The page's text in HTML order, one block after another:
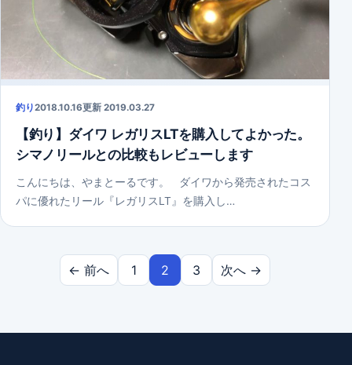
釣り2018.10.16更新 2019.03.27
【釣り】ダイワ レガリスLTを購入してよかった。
シマノリールとの比較もレビューします
こんにちは、やまとーるです。 ダイワから発売されたコス
パに優れたリール『レガリスLT』を購入し…
投稿のページ送り
← 前へ 1 2 3 次へ →